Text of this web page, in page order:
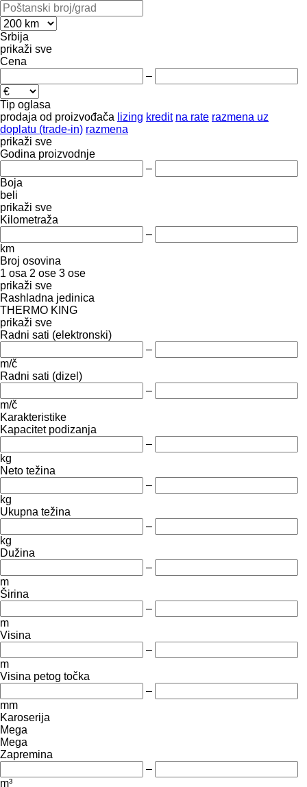
Srbija
prikaži sve
Cena
–
Tip oglasa
prodaja od proizvođača lizing kredit na rate razmena uz
doplatu (trade-in) razmena
prikaži sve
Godina proizvodnje
–
Boja
beli
prikaži sve
Kilometraža
–
km
Broj osovina
1 osa 2 ose 3 ose
prikaži sve
Rashladna jedinica
THERMO KING
prikaži sve
Radni sati (elektronski)
–
m/č
Radni sati (dizel)
–
m/č
Karakteristike
Kapacitet podizanja
–
kg
Neto težina
–
kg
Ukupna težina
–
kg
Dužina
–
m
Širina
–
m
Visina
–
m
Visina petog točka
–
mm
Karoserija
Mega
Mega
Zapremina
–
m³